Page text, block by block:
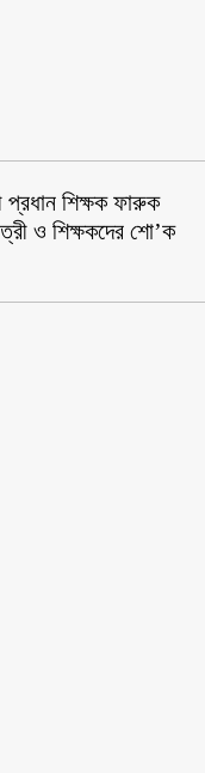
প্রধান শিক্ষক ফারুক
ও শিক্ষকদের শো’ক